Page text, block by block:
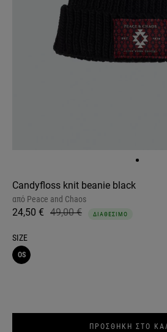
Candyfloss knit beanie black
από Peace and Chaos
24,50 € 49,00 € ΔΙΑΘΕΣΙΜΟ
SIZE
OS
ΠΡΟΣΘΗΚΗ ΣΤΟ